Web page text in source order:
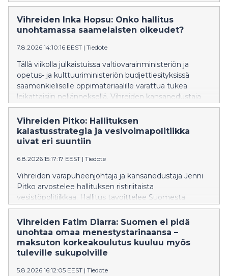
kunnista on vaikeuksia tarjota lasten ja nuorten
tarpeiden mukaista tukea ja osassa kuntia jopa
lakkautetaan erityisluokkia. Vihreiden kansanedustaja
toimenpiteisiin.
Vihreiden Inka Hopsu: Onko hallitus
unohtamassa saamelaisten oikeudet?
7.8.2026 14:10:16 EEST | Tiedote
Tällä viikolla julkaistuissa valtiovarainministeriön ja
opetus- ja kulttuuriministeriön budjettiesityksissä
saamenkieliselle oppimateriaalille varattua tukea
leikattaisiin neljänneksellä. Vihreiden kansanedustaja
Inka Hopsu vaatii hallitusta kunnioittamaan ja
vahvistamaan saamelaisten oikeuksia ja perumaan
leikkauksen syksyn budjettiriihessä.
Vihreiden Pitko: Hallituksen
kalastusstrategia ja vesivoimapolitiikka
uivat eri suuntiin
6.8.2026 15:17:17 EEST | Tiedote
Vihreiden varapuheenjohtaja ja kansanedustaja Jenni
Pitko arvostelee hallituksen ristiriitaista
vesistöpolitiikkaa. Hallitus tavoittelee Suomesta
Euroopan johtavaa kalastusmatkailumaata, mutta
samaan aikaan sen vesilakiesitys hidastaa
vaelluskalojen nousureittien avaamista
vuosikymmenillä. Pitko vaatii vesilakiin sitovaa
aikataulua vaelluskalojen nousuesteiden purkamiseksi
Vihreiden Fatim Diarra: Suomen ei pidä
unohtaa omaa menestystarinaansa –
maksuton korkeakoulutus kuuluu myös
tuleville sukupolville
5.8.2026 16:12:05 EEST | Tiedote